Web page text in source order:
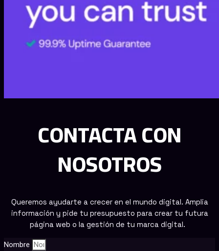
CONTACTA CON
NOSOTROS
Queremos ayudarte a crecer en el mundo digital. Amplia
información y pide tu presupuesto para crear tu futura
página web o la gestión de tu marca digital.
Nombre